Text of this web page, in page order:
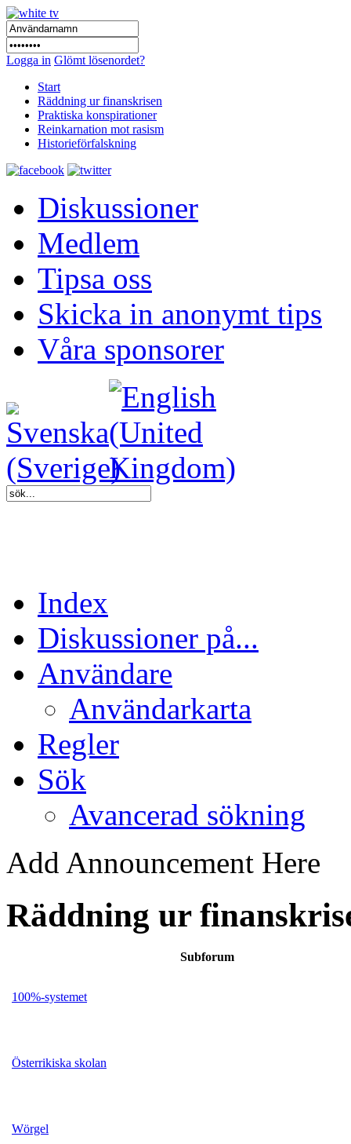
Logga in Glömt lösenordet?
Start
Räddning ur finanskrisen
Praktiska konspirationer
Reinkarnation mot rasism
Historieförfalskning
Diskussioner
Medlem
Tipsa oss
Skicka in anonymt tips
Våra sponsorer
Index
Diskussioner på...
Användare
Användarkarta
Regler
Sök
Avancerad sökning
Add Announcement Here
Räddning ur
Subforum
100%-systemet
Österrikiska skolan
Wörgel